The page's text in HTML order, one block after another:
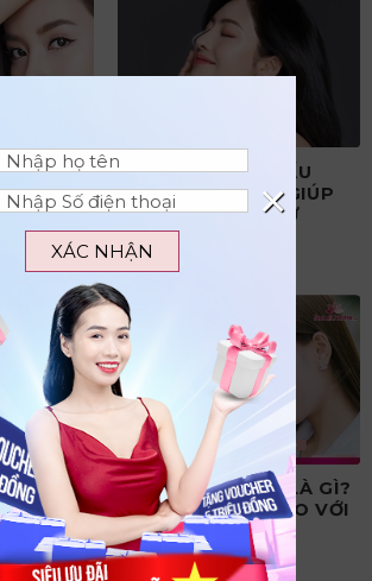
–
DÁNG
TOÀN
NÂNG MŨI BÁN CẤU
TRÚC – 60 PHÚT GIÚP
DÁNG MŨI ĐẸP TỰ
NHIÊN
3D LÀ
NÊN ÁP
NÂNG MŨI L LINE LÀ GÌ?
ĐIỂMKHÁC BIỆT SO VỚI
NÂNG MŨI S LINE
XÁC NHẬN
×